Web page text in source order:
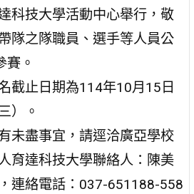
科技大學活動中心舉行，敬
隊之隊職員、選手等人員公
賽。
截止日期為114年10月15日
）。
未盡事宜，請逕洽廣亞學校
育達科技大學聯絡人：陳美
連絡電話：037-651188-558